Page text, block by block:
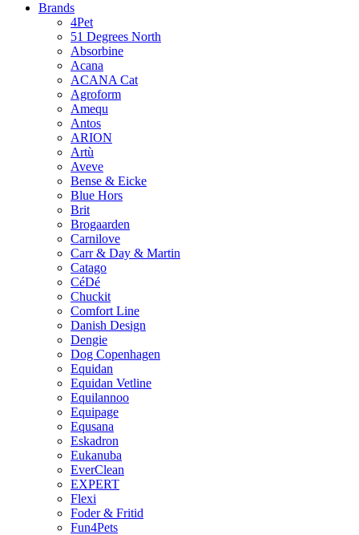
Brands
4Pet
51 Degrees North
Absorbine
Acana
ACANA Cat
Agroform
Amequ
Antos
ARION
Artù
Aveve
Bense & Eicke
Blue Hors
Brit
Brogaarden
Carnilove
Carr & Day & Martin
Catago
CéDé
Chuckit
Comfort Line
Danish Design
Dengie
Dog Copenhagen
Equidan
Equidan Vetline
Equilannoo
Equipage
Equsana
Eskadron
Eukanuba
EverClean
EXPERT
Flexi
Foder & Fritid
Fun4Pets